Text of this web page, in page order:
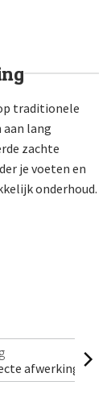
traditionele
aan lang
zachte
je voeten en
onderhoud.
afwerking